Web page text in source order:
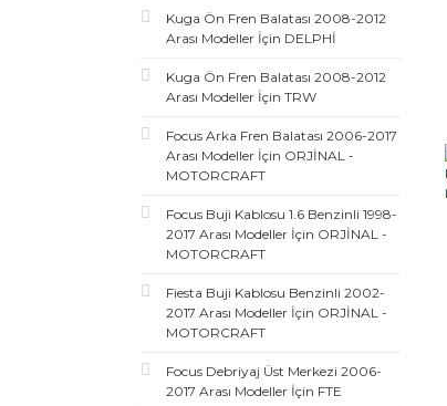
Kuga Ön Fren Balatası 2008-2012
Arası Modeller İçin DELPHİ
Kuga Ön Fren Balatası 2008-2012
Arası Modeller İçin TRW
Focus Arka Fren Balatası 2006-2017
Arası Modeller İçin ORJİNAL -
MOTORCRAFT
Focus Buji Kablosu 1.6 Benzinli 1998-
2017 Arası Modeller İçin ORJİNAL -
MOTORCRAFT
Fiesta Buji Kablosu Benzinli 2002-
2017 Arası Modeller İçin ORJİNAL -
MOTORCRAFT
Focus Debriyaj Üst Merkezi 2006-
2017 Arası Modeller İçin FTE